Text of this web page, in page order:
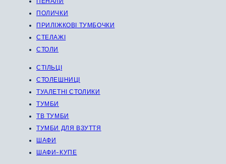
ПОЛИЧКИ
ПРИЛІЖКОВІ ТУМБОЧКИ
СТЕЛАЖІ
СТОЛИ
СТІЛЬЦІ
СТОЛЕШНИЦІ
ТУАЛЕТНІ СТОЛИКИ
ТУМБИ
ТВ ТУМБИ
ТУМБИ ДЛЯ ВЗУТТЯ
ШАФИ
ШАФИ-КУПЕ